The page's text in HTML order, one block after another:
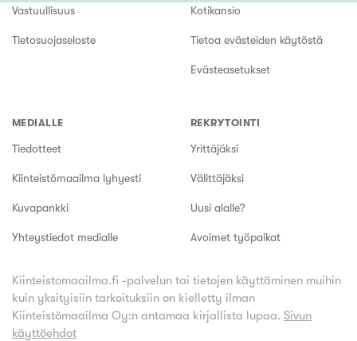
Vastuullisuus
Tietosuojaseloste
Kotikansio
Tietoa evästeiden käytöstä
Evästeasetukset
MEDIALLE
Tiedotteet
Kiinteistömaailma lyhyesti
Kuvapankki
Yhteystiedot medialle
REKRYTOINTI
Yrittäjäksi
Välittäjäksi
Uusi alalle?
Avoimet työpaikat
Kiinteistomaailma.fi -palvelun tai tietojen käyttäminen muihin
kuin yksityisiin tarkoituksiin on kielletty ilman
Kiinteistömaailma Oy:n antamaa kirjallista lupaa. Sivun
käyttöehdot